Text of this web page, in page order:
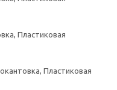
Пластиковая
Пластиковая